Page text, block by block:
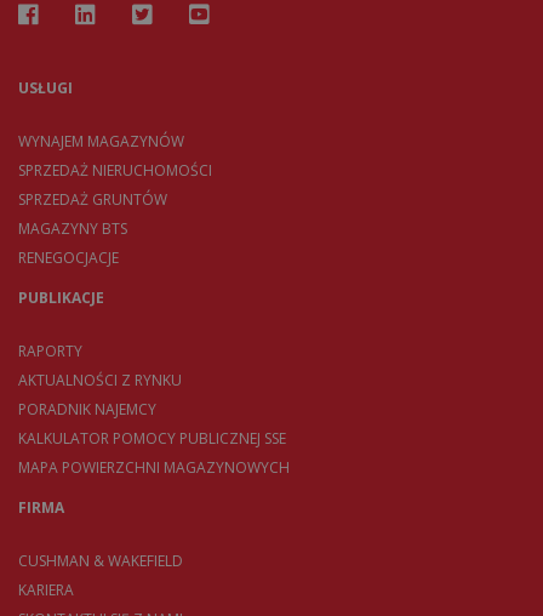
USŁUGI
WYNAJEM MAGAZYNÓW
SPRZEDAŻ NIERUCHOMOŚCI
SPRZEDAŻ GRUNTÓW
MAGAZYNY BTS
RENEGOCJACJE
PUBLIKACJE
RAPORTY
AKTUALNOŚCI Z RYNKU
PORADNIK NAJEMCY
KALKULATOR POMOCY PUBLICZNEJ SSE
MAPA POWIERZCHNI MAGAZYNOWYCH
FIRMA
CUSHMAN & WAKEFIELD
KARIERA